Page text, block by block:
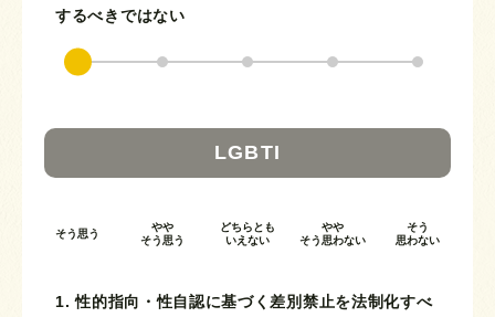
するべきではない
LGBTI
そう思う
やや
そう思う
どちらとも
いえない
やや
そう思わない
そう
思わない
1. 性的指向・性自認に基づく差別禁止を法制化すべ